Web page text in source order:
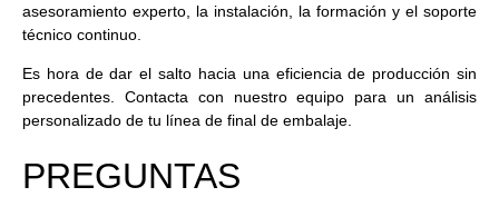
asesoramiento experto, la instalación, la formación y el soporte
técnico continuo.
Es hora de dar el salto hacia una eficiencia de producción sin
precedentes. Contacta con nuestro equipo para un análisis
personalizado de tu línea de final de embalaje.
PREGUNTAS